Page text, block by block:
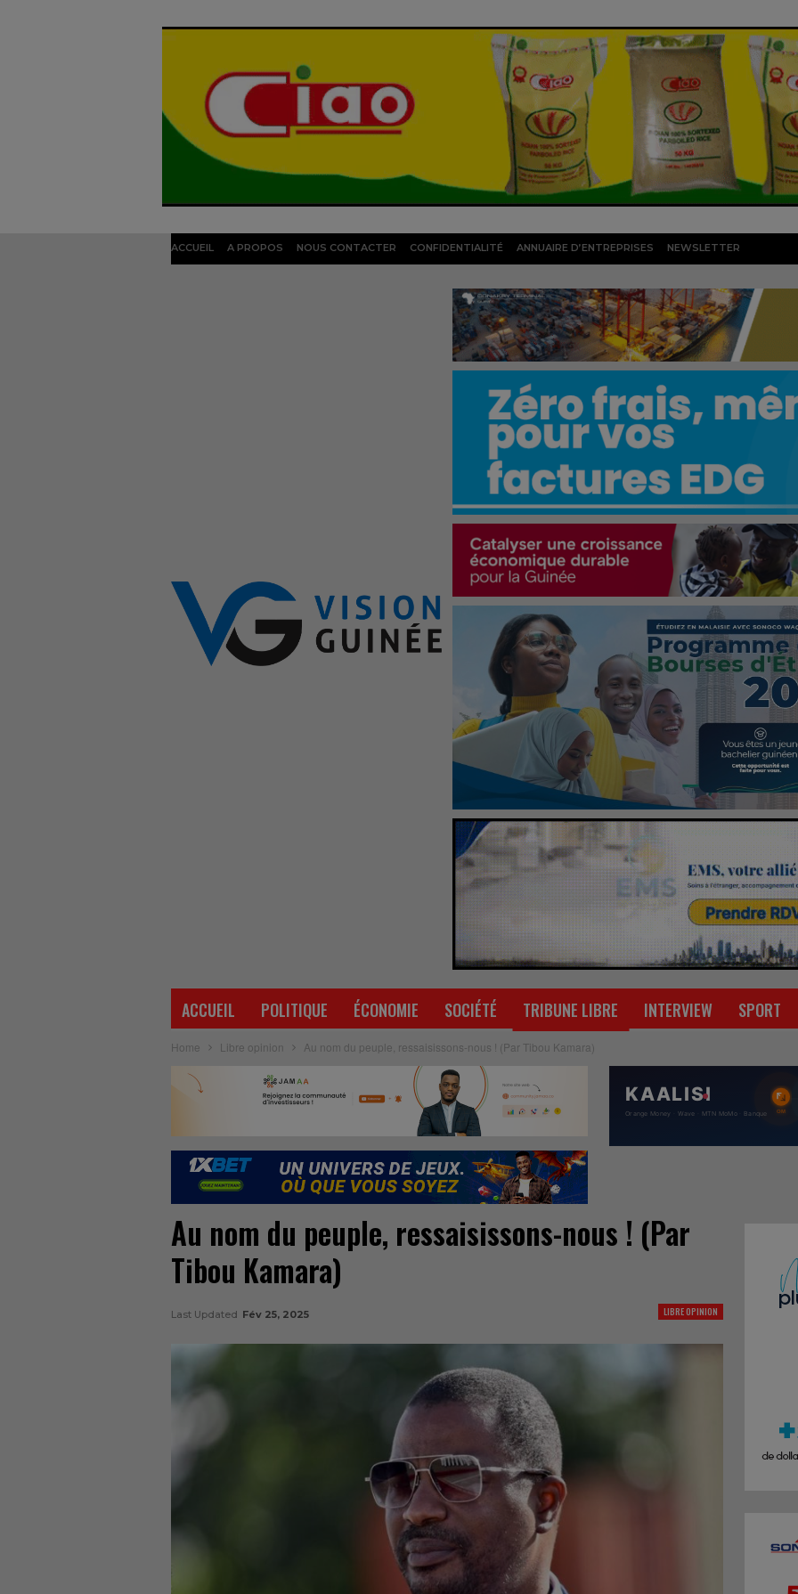
ACCUEIL A PROPOS NOUS CONTACTER CONFIDENTIALITÉ ANNUAIRE D’ENTREPRISES NEWSLETTER
ACCUEIL POLITIQUE ÉCONOMIE SOCIÉTÉ TRIBUNE LIBRE INTERVIEW SPORT
Home Libre opinion Au nom du peuple, ressaisissons-nous ! (Par Tibou Kamara)
Au nom du peuple, ressaisissons-nous ! (Par
Tibou Kamara)
LIBRE OPINION
Last Updated Fév 25, 2025